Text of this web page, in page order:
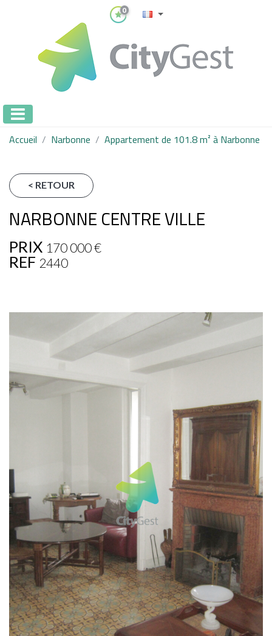
0
Accueil Narbonne Appartement de 101.8 m² à Narbonne
< RETOUR
NARBONNE CENTRE VILLE
PRIX 170 000€
REF 2440